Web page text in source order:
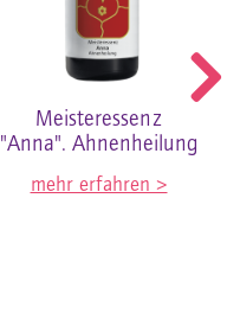
Meisteressenz
"Anna". Ahnenheilung
mehr erfahren >